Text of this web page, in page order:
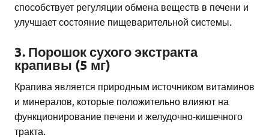
способствует регуляции обмена веществ в печени и
улучшает состояние пищеварительной системы.
3. Порошок сухого экстракта
крапивы (5 мг)
Крапива является природным источником витаминов
и минералов, которые положительно влияют на
функционирование печени и желудочно-кишечного
тракта.